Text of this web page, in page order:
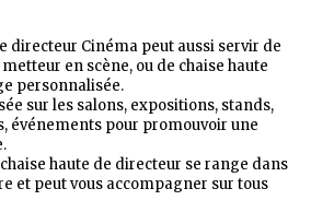
directeur Cinéma peut aussi servir de
en scène, ou de chaise haute
personnalisée.
sur les salons, expositions, stands,
événements pour promouvoir une
haute de directeur se range dans
et peut vous accompagner sur tous